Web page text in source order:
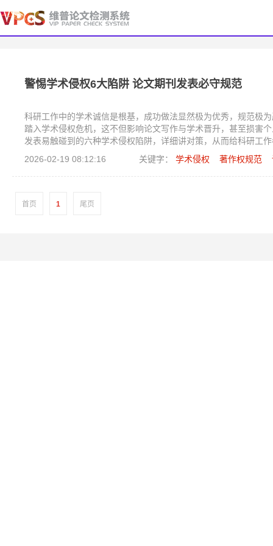
警惕学术侵权6大陷阱 论文期刊发表必守规范
科研工作中的学术诚信是根基，成功做法显然极为优秀，规范极
踏入学术侵权危机，这不但影响论文写作与学术晋升，甚至损害
发表易触碰到的六种学术侵权陷阱，详细讲对策，从而给科研工
2026-02-19 08:12:16
关键字： 学术侵权 著作权规范
首页 1 尾页